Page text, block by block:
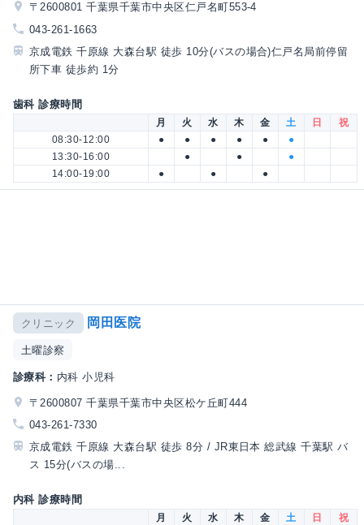
〒2600801 千葉県千葉市中央区仁戸名町553-4
043-261-1663
京成電鉄 千原線 大森台駅 徒歩 10分(バスの場合)仁戸名局前停留
所下車 徒歩約 1分
歯科 診療時間
月 火 水 木 金 土 日
祝
08:30-12:00
● ● ● ● ●
●
13:30-16:00
● ●
●
14:00-19:00
● ● ●
クリニック 岡田医院
土曜診察
診療科： 内科 小児科
〒2600807 千葉県千葉市中央区松ケ丘町444
043-261-7330
京成電鉄 千原線 大森台駅 徒歩 8分 / JR東日本 総武線 千葉駅 バ
ス 15分(バスの場...
内科 診療時間
月 火 水 木 金 土 日
祝